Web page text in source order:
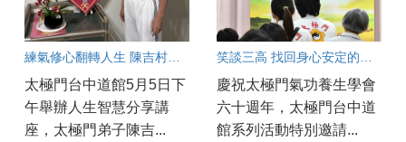
練氣修心翻轉人生 陳吉村找回健康與幸福
太極門台中道館5月5日下
午舉辦人生智慧分享講
座，太極門弟子陳吉...
笑談三高 找回身心安定的健康之道
慶祝太極門氣功養生學會
六十週年，太極門台中道
館系列活動特別邀請...